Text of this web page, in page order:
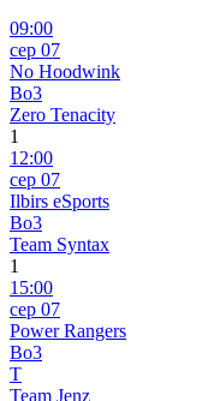
09:00
сер 07
No Hoodwink
Bo3
Zero Tenacity
1
12:00
сер 07
Ilbirs eSports
Bo3
Team Syntax
1
15:00
сер 07
Power Rangers
Bo3
T
Team Jenz